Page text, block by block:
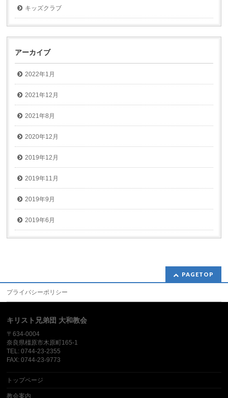
キッズクラブ
アーカイブ
2022年1月
2021年12月
2021年8月
2020年12月
2019年12月
2019年11月
2019年9月
2019年6月
PAGETOP
プライバシーポリシー
キリスト兄弟団 大和教会
〒634-0004
奈良県橿原市木原町165-1
TEL: 0744-23-2355
FAX: 0744-23-9773
トップページ
教会案内